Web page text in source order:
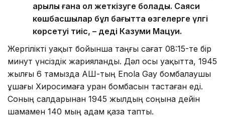
арқылы ғана қол жеткізуге болады. Саяси
көшбасшылар бұл бағытта өзгелерге үлгі
көрсетуі тиіс, – деді Казуми Мацуи.
Жергілікті уақыт бойынша таңғы сағат 08:15-те бір
минут үнсіздік жарияланды. Дәл осы уақытта, 1945
жылғы 6 тамызда АҚШ-тың Enola Gay бомбалаушы
ұшағы Хиросимаға уран бомбасын тастаған еді.
Соның салдарынан 1945 жылдың соңына дейін
шамамен 140 мың адам қаза тапты.